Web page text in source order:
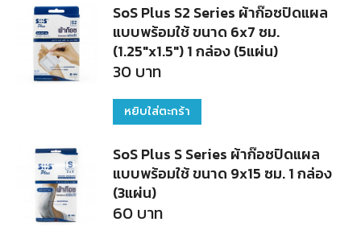
SoS Plus S2 Series ผ้าก๊อซปิดแผล
แบบพร้อมใช้ ขนาด 6x7 ซม.
(1.25"x1.5") 1 กล่อง (5แผ่น)
30 บาท
หยิบใส่ตะกร้า
SoS Plus S Series ผ้าก๊อซปิดแผล
แบบพร้อมใช้ ขนาด 9x15 ซม. 1 กล่อง
(3แผ่น)
60 บาท